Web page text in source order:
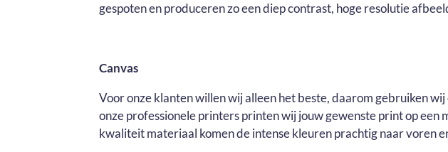
gespoten en produceren zo een diep contrast, hoge resolutie
Canvas
Voor onze klanten willen wij alleen het beste, daarom gebruiken
onze professionele printers printen wij jouw gewenste print op
kwaliteit materiaal komen de intense kleuren prachtig naar voren